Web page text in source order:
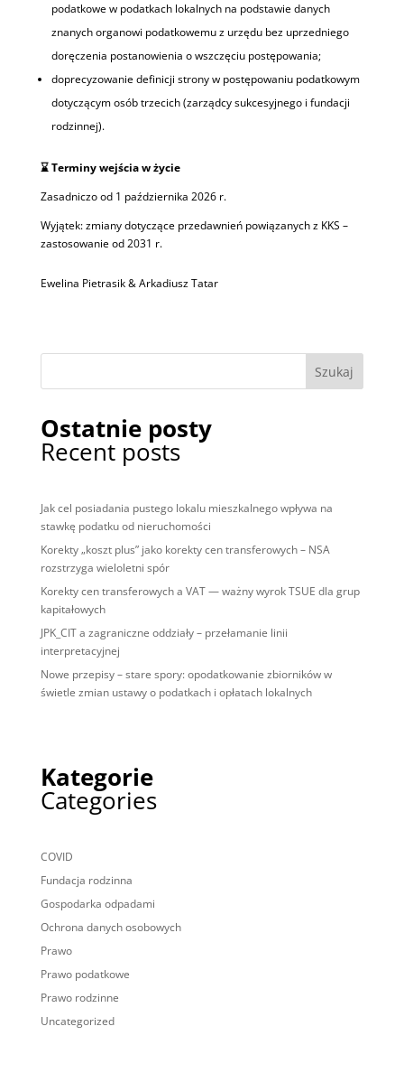
podatkowe w podatkach lokalnych na podstawie danych
znanych organowi podatkowemu z urzędu bez uprzedniego
doręczenia postanowienia o wszczęciu postępowania;
doprecyzowanie definicji strony w postępowaniu podatkowym
dotyczącym osób trzecich (zarządcy sukcesyjnego i fundacji
rodzinnej).
⌛Terminy wejścia w życie
Zasadniczo od 1 października 2026 r.
Wyjątek: zmiany dotyczące przedawnień powiązanych z KKS –
zastosowanie od 2031 r.
Ewelina Pietrasik & Arkadiusz Tatar
Szukaj
Ostatnie posty
Recent posts
Jak cel posiadania pustego lokalu mieszkalnego wpływa na
stawkę podatku od nieruchomości
Korekty „koszt plus” jako korekty cen transferowych – NSA
rozstrzyga wieloletni spór
Korekty cen transferowych a VAT — ważny wyrok TSUE dla grup
kapitałowych
JPK_CIT a zagraniczne oddziały – przełamanie linii
interpretacyjnej
Nowe przepisy – stare spory: opodatkowanie zbiorników w
świetle zmian ustawy o podatkach i opłatach lokalnych
Kategorie
Categories
COVID
Fundacja rodzinna
Gospodarka odpadami
Ochrona danych osobowych
Prawo
Prawo podatkowe
Prawo rodzinne
Uncategorized